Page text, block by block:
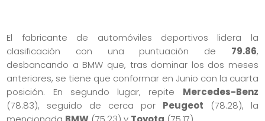
El fabricante de automóviles deportivos lidera la
clasificación con una puntuación de 79.86,
desbancando a BMW que, tras dominar los dos meses
anteriores, se tiene que conformar en Junio con la cuarta
posición. En segundo lugar, repite Mercedes-Benz
(78.83), seguido de cerca por Peugeot (78.28), la